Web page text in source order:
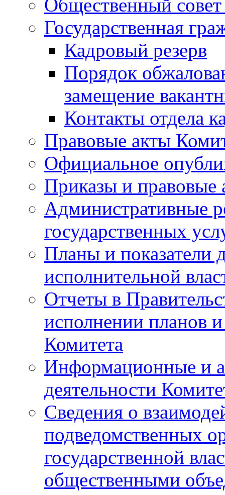
Общественный совет
Государственная
Кадровый резерв
Порядок
замещение
Контакты отдела
Правовые акты
Официальное
Приказы и правовые
Административные
государственных
Планы и показатели
исполнительной
Отчеты в
исполнении планов и
Комитета
Информационные и
деятельности
Сведения о
подведомственных
государственной
общественными